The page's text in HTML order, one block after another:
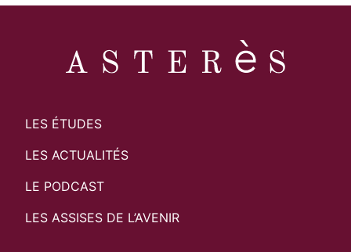
LES ÉTUDES
LES ACTUALITÉS
LE PODCAST
LES ASSISES DE L’AVENIR